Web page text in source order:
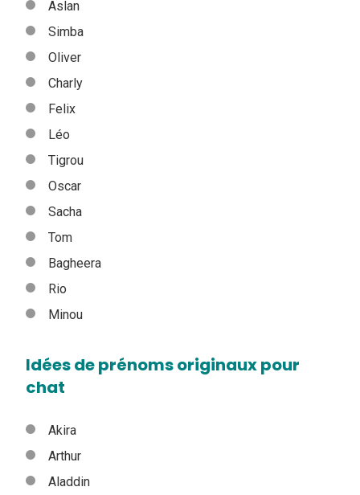
Aslan
Simba
Oliver
Charly
Felix
Léo
Tigrou
Oscar
Sacha
Tom
Bagheera
Rio
Minou
Idées de prénoms originaux pour
chat
Akira
Arthur
Aladdin